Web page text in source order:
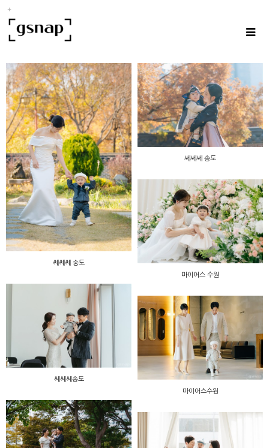
쎄쎄쎄 송도
쎄쎄쎄 송도
마이어스 수원
쎄쎄쎄송도
마이어스수원